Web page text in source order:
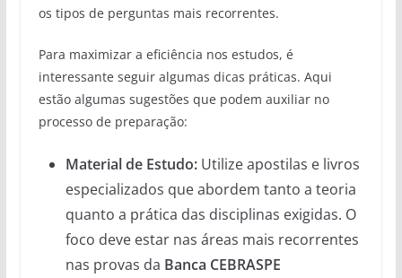
os tipos de perguntas mais recorrentes.
Para maximizar a eficiência nos estudos, é
interessante seguir algumas dicas práticas. Aqui
estão algumas sugestões que podem auxiliar no
processo de preparação:
Material de Estudo:Utilize apostilas e livros
especializados que abordem tanto a teoria
quanto a prática das disciplinas exigidas. O
foco deve estar nas áreas mais recorrentes
nas provas da Banca CEBRASPE